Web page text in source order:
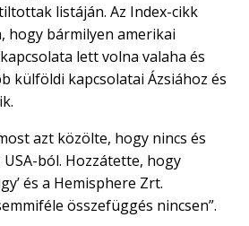
listáján. Az Index-cikk
hogy bármilyen amerikai
lett volna valaha és
külföldi kapcsolatai Ázsiához és
azt közölte, hogy nincs és
ból. Hozzátette, hogy
és a Hemisphere Zrt.
összefüggés nincsen”.